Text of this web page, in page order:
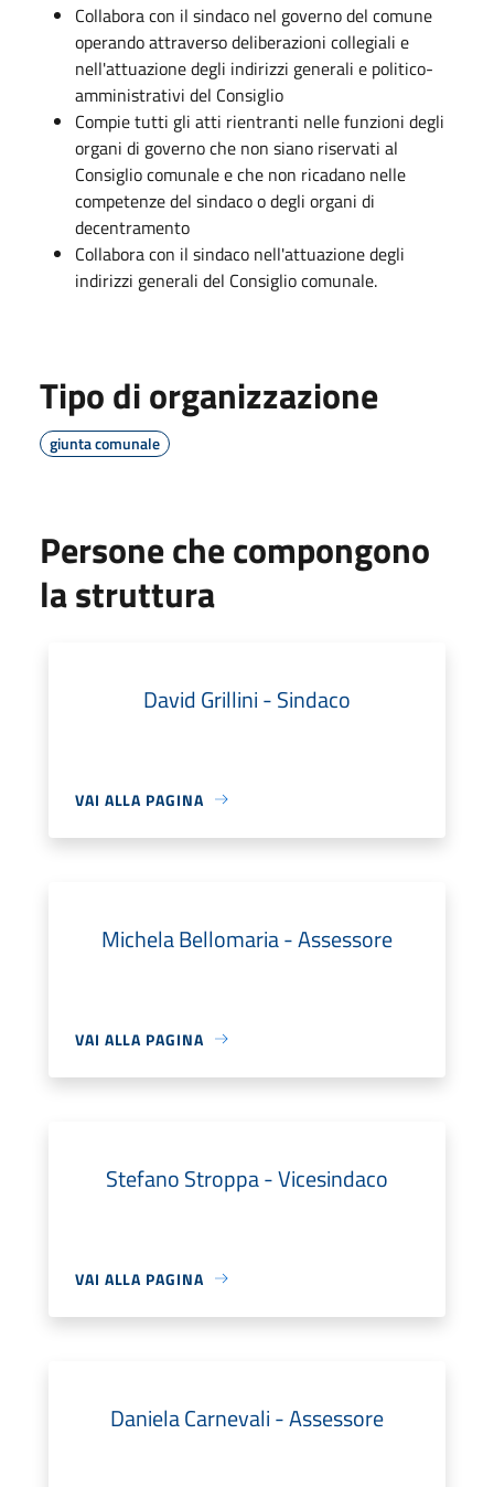
Collabora con il sindaco nel governo del comune
operando attraverso deliberazioni collegiali e
nell'attuazione degli indirizzi generali e politico-
amministrativi del Consiglio
Compie tutti gli atti rientranti nelle funzioni degli
organi di governo che non siano riservati al
Consiglio comunale e che non ricadano nelle
competenze del sindaco o degli organi di
decentramento
Collabora con il sindaco nell'attuazione degli
indirizzi generali del Consiglio comunale.
Tipo di organizzazione
giunta comunale
Persone che compongono
la struttura
David Grillini - Sindaco
VAI ALLA PAGINA
Michela Bellomaria - Assessore
VAI ALLA PAGINA
Stefano Stroppa - Vicesindaco
VAI ALLA PAGINA
Daniela Carnevali - Assessore